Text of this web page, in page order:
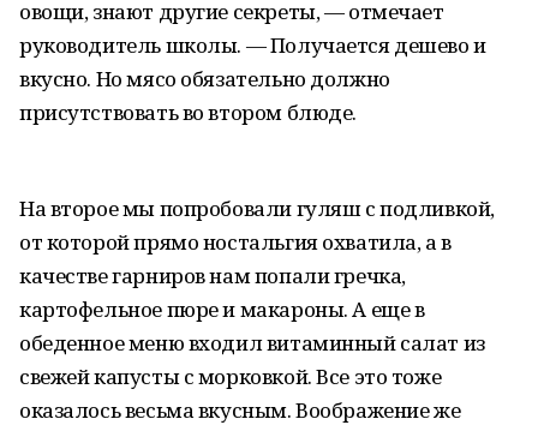
овощи, знают другие секреты, — отмечает
руководитель школы. — Получается дешево и
вкусно. Но мясо обязательно должно
присутствовать во втором блюде.
На второе мы попробовали гуляш с подливкой,
от которой прямо ностальгия охватила, а в
качестве гарниров нам попали гречка,
картофельное пюре и макароны. А еще в
обеденное меню входил витаминный салат из
свежей капусты с морковкой. Все это тоже
оказалось весьма вкусным. Воображение же